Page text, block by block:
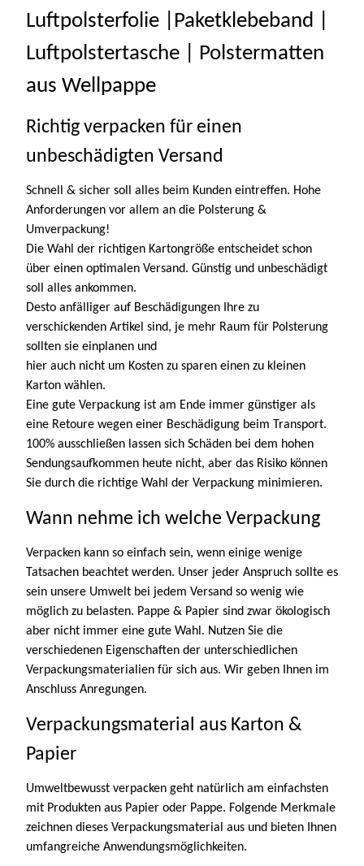
Luftpolsterfolie |Paketklebeband |
Luftpolstertasche | Polstermatten
aus Wellpappe
Richtig verpacken für einen
unbeschädigten Versand
Schnell & sicher soll alles beim Kunden eintreffen. Hohe
Anforderungen vor allem an die Polsterung &
Umverpackung!
Die Wahl der richtigen Kartongröße entscheidet schon
über einen optimalen Versand. Günstig und unbeschädigt
soll alles ankommen.
Desto anfälliger auf Beschädigungen Ihre zu
verschickenden Artikel sind, je mehr Raum für Polsterung
sollten sie einplanen und
hier auch nicht um Kosten zu sparen einen zu kleinen
Karton wählen.
Eine gute Verpackung ist am Ende immer günstiger als
eine Retoure wegen einer Beschädigung beim Transport.
100% ausschließen lassen sich Schäden bei dem hohen
Sendungsaufkommen heute nicht, aber das Risiko können
Sie durch die richtige Wahl der Verpackung minimieren.
Wann nehme ich welche Verpackung
Verpacken kann so einfach sein, wenn einige wenige
Tatsachen beachtet werden. Unser jeder Anspruch sollte es
sein unsere Umwelt bei jedem Versand so wenig wie
möglich zu belasten. Pappe & Papier sind zwar ökologisch
aber nicht immer eine gute Wahl. Nutzen Sie die
verschiedenen Eigenschaften der unterschiedlichen
Verpackungsmaterialien für sich aus. Wir geben Ihnen im
Anschluss Anregungen.
Verpackungsmaterial aus Karton &
Papier
Umweltbewusst verpacken geht natürlich am einfachsten
mit Produkten aus Papier oder Pappe. Folgende Merkmale
zeichnen dieses Verpackungsmaterial aus und bieten Ihnen
umfangreiche Anwendungsmöglichkeiten.